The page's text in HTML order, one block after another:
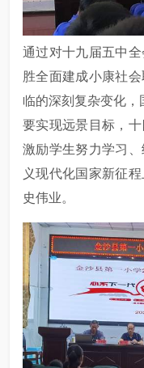
通过对十九届五中
胜全面建成小康社
临的深刻复杂变化
要实现远景目标，
激励学生努力学习
义现代化国家新征
史伟业。